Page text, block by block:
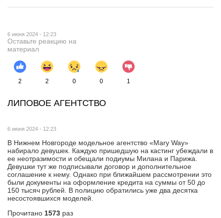
6 июня 2024 - 12:23
Оставьте реакцию на
материал
2 2 0 0 1
ЛИПОВОЕ АГЕНТСТВО
6 июня 2024 - 12:23
В Нижнем Новгороде модельное агентство «Mary Way»
набирало девушек. Каждую пришедшую на кастинг убеждали в
ее неотразимости и обещали подиумы Милана и Парижа.
Девушки тут же подписывали договор и дополнительное
соглашение к нему. Однако при ближайшем рассмотрении это
были документы на оформление кредита на суммы от 50 до
150 тысяч рублей. В полицию обратились уже два десятка
несостоявшихся моделей.
Прочитано 1573 раз